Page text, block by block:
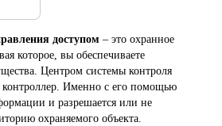
доступом – это охранное
которое, вы обеспечиваете
Центром системы контроля
контроллер. Именно с его помощью
и разрешается или не
охраняемого объекта.